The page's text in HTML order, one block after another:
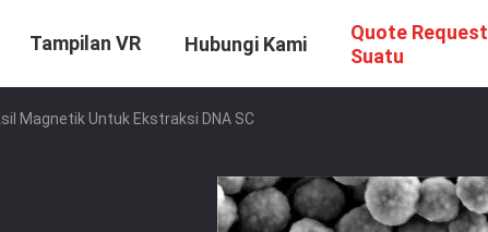
Tampilan VR Hubungi Kami
Quote Request
Suatu
Magnetik Untuk Ekstraksi DNA SC